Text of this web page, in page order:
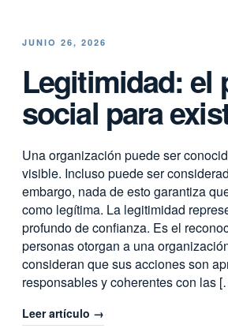
JUNIO 26, 2026
Legitimidad: el
social para
Una organización puede ser
visible. Incluso puede ser
embargo, nada de esto garantiza
como legítima. La legitimidad
profundo de confianza. Es el
personas otorgan a una
consideran que sus acciones son
responsables y coherentes con las
Leer artículo →